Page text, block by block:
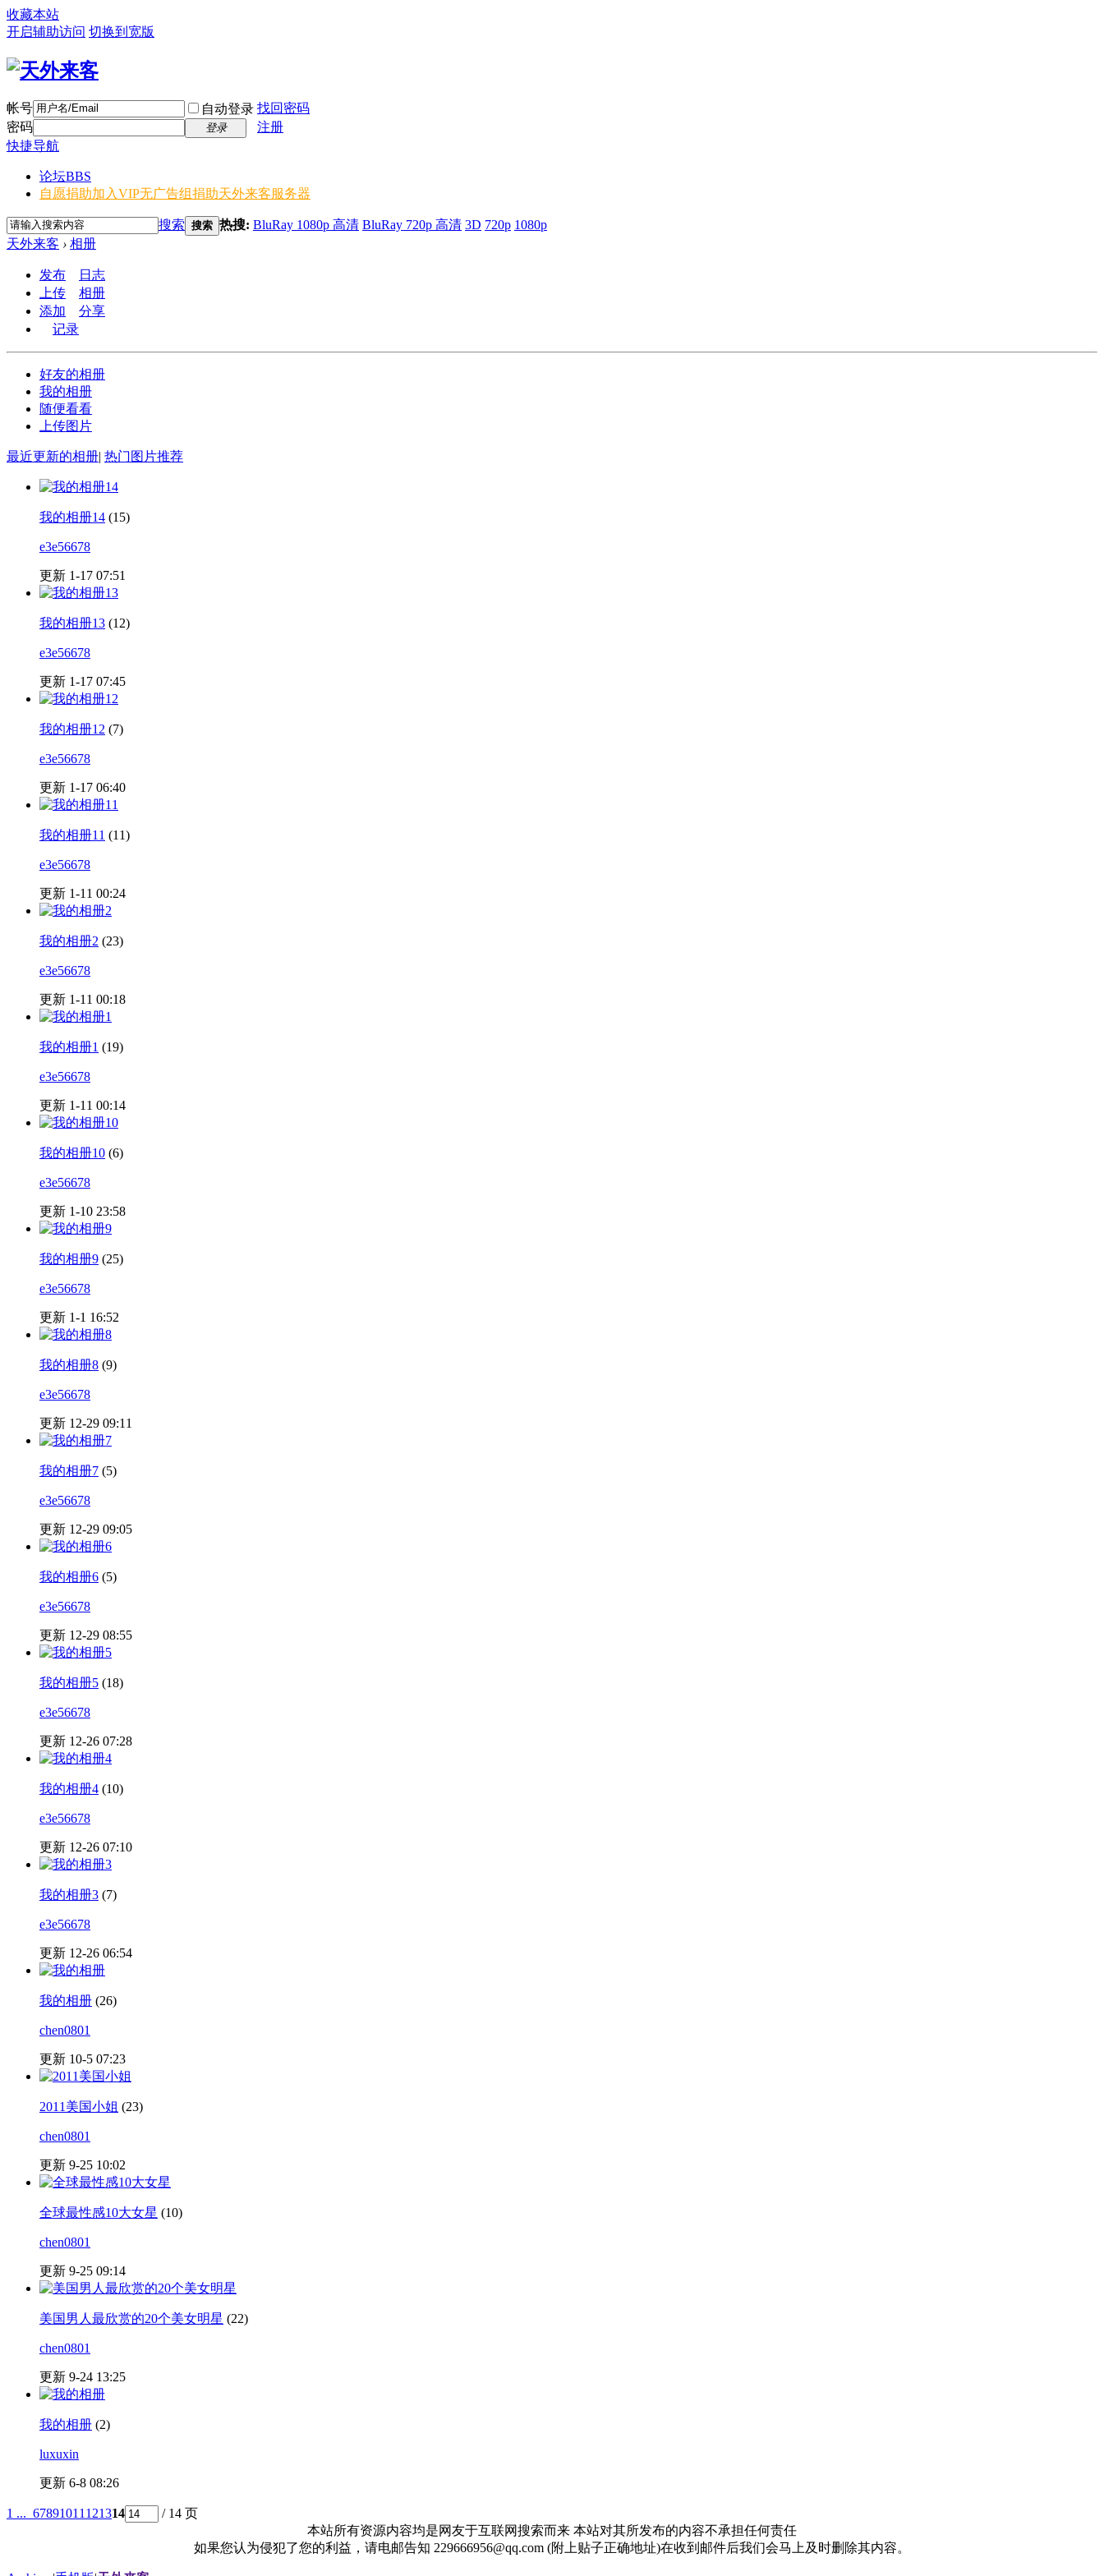
收藏本站
开启辅助访问 切换到宽版
帐号 自动登录 找回密码
密码
登录
注册
快捷导航
论坛BBS
自愿捐助加入VIP无广告组捐助天外来客服务器
搜索 搜索 热搜: BluRay 1080p 高清 BluRay 720p 高清 3D 720p 1080p
天外来客 › 相册
发布
日志
上传
相册
添加
分享
记录
好友的相册
我的相册
随便看看
上传图片
最近更新的相册| 热门图片推荐
我的相册14 (15)
e3e56678
更新 1-17 07:51
我的相册13 (12)
e3e56678
更新 1-17 07:45
我的相册12 (7)
e3e56678
更新 1-17 06:40
我的相册11 (11)
e3e56678
更新 1-11 00:24
我的相册2 (23)
e3e56678
更新 1-11 00:18
我的相册1 (19)
e3e56678
更新 1-11 00:14
我的相册10 (6)
e3e56678
更新 1-10 23:58
我的相册9 (25)
e3e56678
更新 1-1 16:52
我的相册8 (9)
e3e56678
更新 12-29 09:11
我的相册7 (5)
e3e56678
更新 12-29 09:05
我的相册6 (5)
e3e56678
更新 12-29 08:55
我的相册5 (18)
e3e56678
更新 12-26 07:28
我的相册4 (10)
e3e56678
更新 12-26 07:10
我的相册3 (7)
e3e56678
更新 12-26 06:54
我的相册 (26)
chen0801
更新 10-5 07:23
2011美国小姐 (23)
chen0801
更新 9-25 10:02
全球最性感10大女星 (10)
chen0801
更新 9-25 09:14
美国男人最欣赏的20个美女明星 (22)
chen0801
更新 9-24 13:25
我的相册 (2)
luxuxin
更新 6-8 08:26
1 ... 67891011 121314
/ 14 页
本站所有资源内容均是网友于互联网搜索而来 本站对其所发布的内容不承担任何责任
如果您认为侵犯了您的利益，请电邮告知 229666956@qq.com (附上贴子正确地址)在收到邮件后我们会马上及时删除其内容。